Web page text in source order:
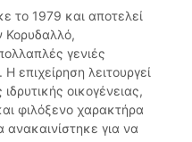
το 1979 και αποτελεί
Κορυδαλλό,
γενιές
λειτουργεί
οικογένειας,
φιλόξενο χαρακτήρα
για να